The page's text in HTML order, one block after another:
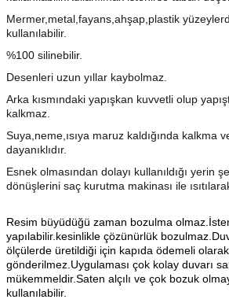
Mermer,metal,fayans,ahşap,plastik
kullanılabilir.
%100 silinebilir.
Desenleri uzun yıllar kaybolmaz.
Arka kısmındaki yapışkan kuvvetli olup
kalkmaz.
Suya,neme,ısıya maruz kaldığında kalkma
dayanıklıdır.
Esnek olmasından dolayı kullanıldığı yerin
dönüşlerini saç kurutma makinası ile
Resim büyüdüğü zaman bozulma
yapılabilir.kesinlikle çözünürlük
ölçülerde üretildiği için kapıda ödemeli olarak
gönderilmez.Uygulaması çok kolay duvarı
mükemmeldir.Saten alçılı ve çok bozuk
kullanılabilir.